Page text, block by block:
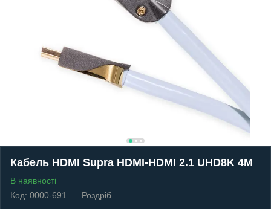
Кабель HDMI Supra HDMI-HDMI 2.1 UHD8K 4M
В наявності
Код: 0000-691
Роздріб